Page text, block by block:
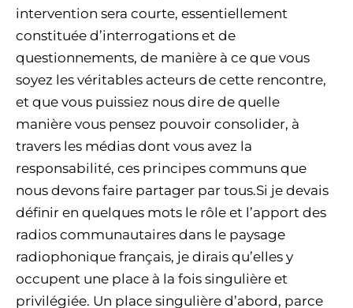
intervention sera courte, essentiellement
constituée d’interrogations et de
questionnements, de manière à ce que vous
soyez les véritables acteurs de cette rencontre,
et que vous puissiez nous dire de quelle
manière vous pensez pouvoir consolider, à
travers les médias dont vous avez la
responsabilité, ces principes communs que
nous devons faire partager par tous.Si je devais
définir en quelques mots le rôle et l’apport des
radios communautaires dans le paysage
radiophonique français, je dirais qu’elles y
occupent une place à la fois singulière et
privilégiée. Un place singulière d’abord, parce